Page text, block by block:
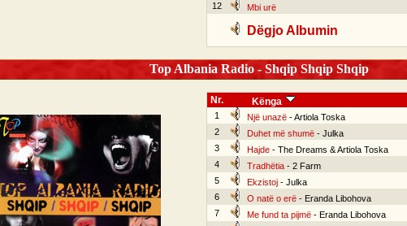
12
Mbi urë
Dëgjo Albumin
Top Albania Radio - Shqip Shqip Shqip
Nr. Kënga
1 Një unazë- Artiola Toska
2
Duhet më shumë- Julka
3
Hajde- The Dreams & Artiola Toska
4
Tradhëtia- 2 Farm
5
Ekzistoj- Julka
6
O natë o erë- Eranda Libohova
7
Me fund ta pijmë- Eranda Libohova